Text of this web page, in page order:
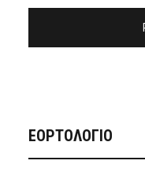
ΕΟΡΤΟΛΟΓΙΟ